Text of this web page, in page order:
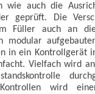
wie auch die
geprüft. Die
Füller auch an
modular
in ein Kontrollgerät
Vielfach wird
wird